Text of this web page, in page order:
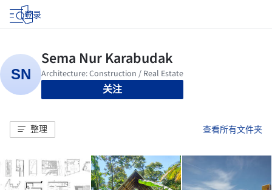
登录
关注
整理 查看所有文件夹